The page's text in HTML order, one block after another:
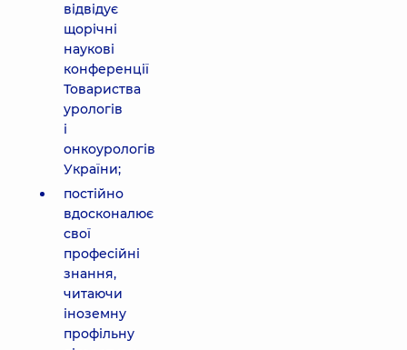
відвідує
щорічні
наукові
конференції
Товариства
урологів
і
онкоурологів
України;
постійно
вдосконалює
свої
професійні
знання,
читаючи
іноземну
профільну